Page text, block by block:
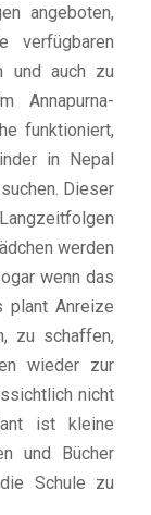
angeboten,
verfügbaren
und auch zu
Annapurna-
funktioniert,
in Nepal
Dieser
werden
wenn das
plant Anreize
zu schaffen,
wieder zur
nicht
ist kleine
und Bücher
Schule zu